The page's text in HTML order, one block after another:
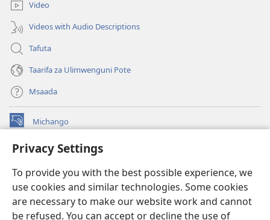
Privacy Settings
To provide you with the best possible experience, we
use cookies and similar technologies. Some cookies
are necessary to make our website work and cannot
be refused. You can accept or decline the use of
Video
Videos with Audio Descriptions
Tafuta
Taarifa za Ulimwenguni Pote
Msaada
Michango
(opens
window)Watchtower MAKTABA KWENYE MTANDAO™
new
window)JW Hub ®
(opens
new
window)
®